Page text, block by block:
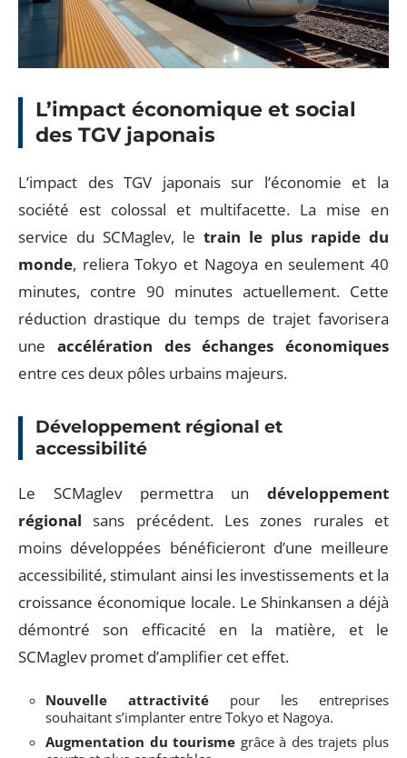
L’impact économique et social
des TGV japonais
L’impact des TGV japonais sur l’économie et la
société est colossal et multifacette. La mise en
service du SCMaglev, le train le plus rapide du
monde, reliera Tokyo et Nagoya en seulement 40
minutes, contre 90 minutes actuellement. Cette
réduction drastique du temps de trajet favorisera
une accélération des échanges économiques
entre ces deux pôles urbains majeurs.
Développement régional et
accessibilité
Le SCMaglev permettra un développement
régional sans précédent. Les zones rurales et
moins développées bénéficieront d’une meilleure
accessibilité, stimulant ainsi les investissements et la
croissance économique locale. Le Shinkansen a déjà
démontré son efficacité en la matière, et le
SCMaglev promet d’amplifier cet effet.
Nouvelle attractivité pour les entreprises
souhaitant s’implanter entre Tokyo et Nagoya.
Augmentation du tourisme grâce à des trajets plus